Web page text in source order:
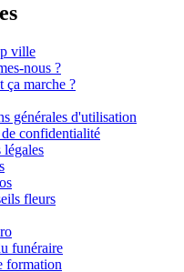
ville
nous ?
ça marche ?
générales d'utilisation
confidentialité
fleurs
funéraire
formation